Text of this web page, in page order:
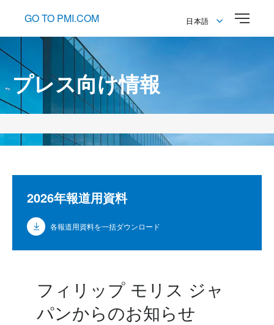
GO TO PMI.COM
日本語
プレス向け情報
2026年報道用資料
各報道用資料を一括ダウンロード
フィリップ モリス ジャ
パンからのお知らせ